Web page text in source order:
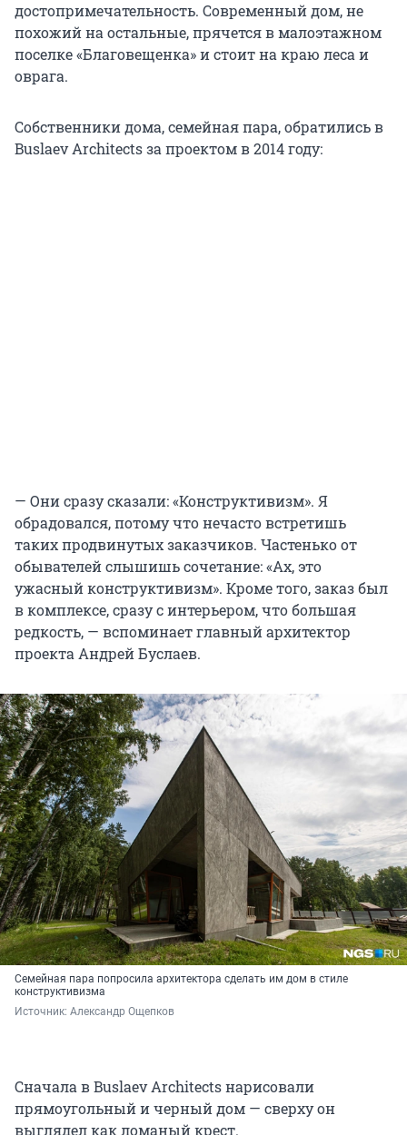
достопримечательность. Современный дом, не
похожий на остальные, прячется в малоэтажном
поселке «Благовещенка» и стоит на краю леса и
оврага.
Собственники дома, семейная пара, обратились в
Buslaev Architects за проектом в 2014 году:
— Они сразу сказали: «Конструктивизм». Я
обрадовался, потому что нечасто встретишь
таких продвинутых заказчиков. Частенько от
обывателей слышишь сочетание: «Ах, это
ужасный конструктивизм». Кроме того, заказ был
в комплексе, сразу с интерьером, что большая
редкость, — вспоминает главный архитектор
проекта Андрей Буслаев.
Семейная пара попросила архитектора сделать им дом в стиле
конструктивизма
Источник: Александр Ощепков
Сначала в Buslaev Architects нарисовали
прямоугольный и черный дом — сверху он
выглядел как ломаный крест.